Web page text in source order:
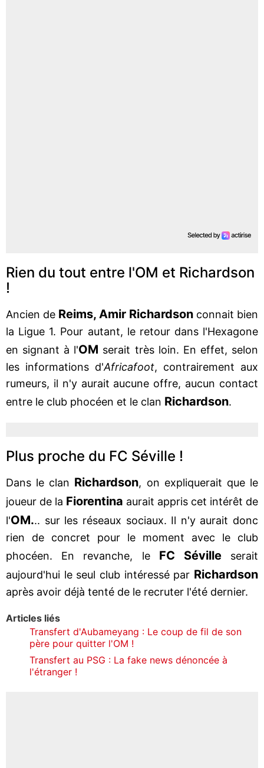
Rien du tout entre l'OM et Richardson
!
Ancien de Reims, Amir Richardson connait bien
la Ligue 1. Pour autant, le retour dans l'Hexagone
en signant à l'OM serait très loin. En effet, selon
les informations d'Africafoot, contrairement aux
rumeurs, il n'y aurait aucune offre, aucun contact
entre le club phocéen et le clan Richardson.
Plus proche du FC Séville !
Dans le clan Richardson, on expliquerait que le
joueur de la Fiorentina aurait appris cet intérêt de
l'OM... sur les réseaux sociaux. Il n'y aurait donc
rien de concret pour le moment avec le club
phocéen. En revanche, le FC Sévilleserait
aujourd'hui le seul club intéressé par Richardson
après avoir déjà tenté de le recruter l'été dernier.
Articles liés
Transfert d'Aubameyang : Le coup de fil de son
père pour quitter l'OM !
Transfert au PSG : La fake news dénoncée à
l'étranger !